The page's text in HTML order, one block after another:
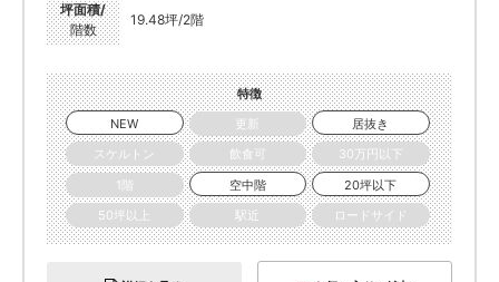
坪面積/
階数
19.48坪/2階
特徴
NEW
更新
居抜き
スケルトン
飲食可
30万円以下
1階
空中階
20坪以下
50坪以上
駅近 ロードサイド